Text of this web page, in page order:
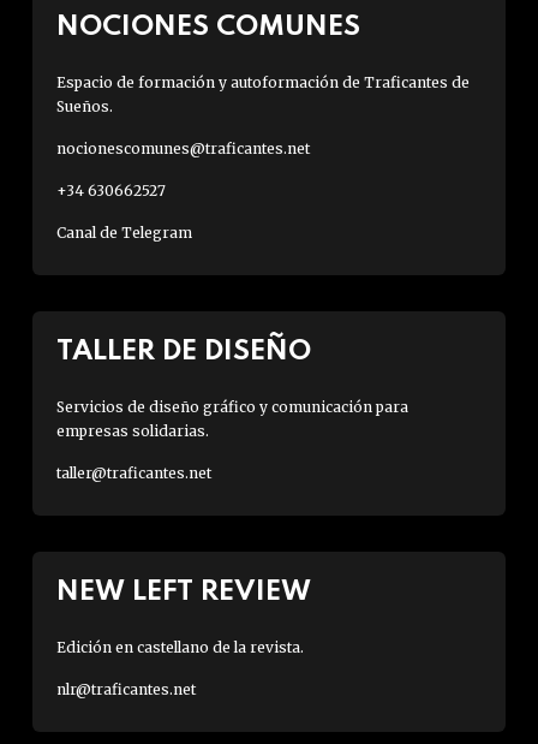
NOCIONES COMUNES
Espacio de formación y autoformación de Traficantes de
Sueños.
nocionescomunes@traficantes.net
+34 630662527
Canal de Telegram
TALLER DE DISEÑO
Servicios de diseño gráfico y comunicación para
empresas solidarias.
taller@traficantes.net
NEW LEFT REVIEW
Edición en castellano de la revista.
nlr@traficantes.net